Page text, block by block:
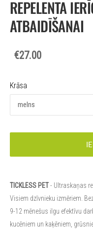
REPELENTA
ATBAIDĪŠANAI
€27.00
Krāsa
TICKLESS PET- Ultraskaņas
Visiem dzīvnieku izmēriem.
9-12 mēnešus ilgu efektīvu
kucēniem un kaķēniem,